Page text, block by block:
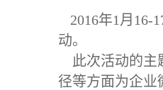
2016年1月16-
动。
此次活动的主
径等方面为企业